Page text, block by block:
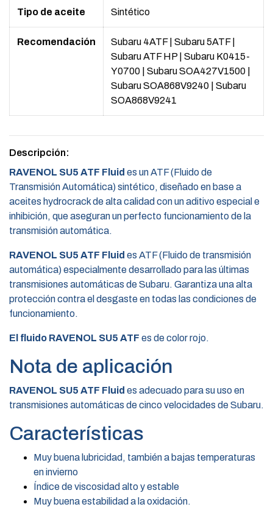
Tipo de aceite Sintético
Recomendación Subaru 4ATF Subaru 5ATF
Subaru ATF HP
Subaru K0415-
Y0700
Subaru SOA427V1500
Subaru SOA868V9240
Subaru
SOA868V9241
Descripción:
RAVENOL SU5 ATF Fluid es un ATF (Fluido de
Transmisión Automática) sintético, diseñado en base a
aceites hydrocrack de alta calidad con un aditivo especial e
inhibición, que aseguran un perfecto funcionamiento de la
transmisión automática.
RAVENOL SU5 ATF Fluid es ATF (Fluido de transmisión
automática) especialmente desarrollado para las últimas
transmisiones automáticas de Subaru. Garantiza una alta
protección contra el desgaste en todas las condiciones de
funcionamiento.
El fluido RAVENOL SU5 ATF es de color rojo.
Nota de aplicación
RAVENOL SU5 ATF Fluid es adecuado para su uso en
transmisiones automáticas de cinco velocidades de Subaru.
Características
Muy buena lubricidad, también a bajas temperaturas
en invierno
Índice de viscosidad alto y estable
Muy buena estabilidad a la oxidación.